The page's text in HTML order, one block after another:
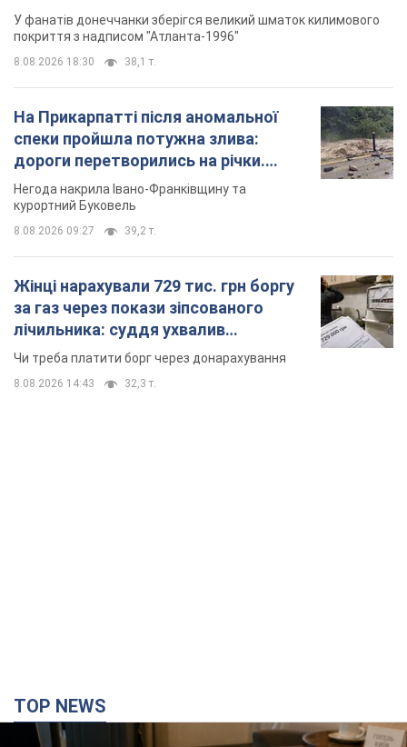
"золото" Олімпіади
У фанатів донеччанки зберігся великий шматок килимового
покриття з надписом "Атланта-1996"
8.08.2026 18:30 38,1 т.
На Прикарпатті після аномальної
спеки пройшла потужна злива:
дороги перетворились на річки.
Відео
Негода накрила Івано-Франківщину та
курортний Буковель
8.08.2026 09:27 39,2 т.
Жінці нарахували 729 тис. грн боргу
за газ через покази зіпсованого
лічильника: суддя ухвалив
неочікуване рішення
Чи треба платити борг через донарахування
8.08.2026 14:43 32,3 т.
TOP NEWS